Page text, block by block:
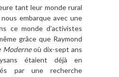
tant leur monde rural
embarque avec une
ce monde d’activistes
grâce que Raymond
Moderneoù dix-sept ans
étaient déjà en
par une recherche